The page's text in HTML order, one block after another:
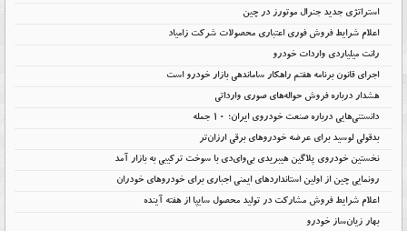
استراتژی جدید جنرال موتورز در چین
اعلام شرایط فروش فوری اعتباری محصولات شرکت زامیاد
رانت میلیاردی واردات خودرو
اجرای قانون برنامه هفتم راهکار ساماندهی بازار خودرو است
هشدار درباره فروش حواله‌های صوری وارداتی
دانستنی‌هایی درباره صنعت خودروی ایران؛ ۱۰ جمله
بدقولی لوسید برای عرضه خودروهای برقی ارزان‌تر
نخستین خودروی پلاگین هیبریدی بی‌وای‌دی با سوخت ترکیبی به بازار آمد
رونمایی چین از اولین استانداردهای ایمنی اجباری برای خودروهای خودران
اعلام شرایط فروش مشارکت در تولید محصول سایپا از هفته آینده
بهار زیان‌ساز خودرو